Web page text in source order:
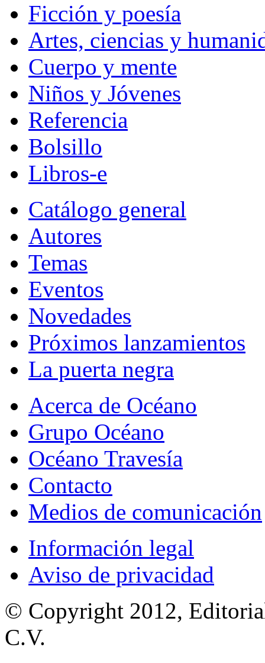
Ficción y poesía
Artes, ciencias y
Cuerpo y mente
Niños y Jóvenes
Referencia
Bolsillo
Libros-e
Catálogo general
Autores
Temas
Eventos
Novedades
Próximos lanzamientos
La puerta negra
Acerca de Océano
Grupo Océano
Océano Travesía
Contacto
Medios de comunicación
Información legal
Aviso de privacidad
© Copyright 2012,
C.V.